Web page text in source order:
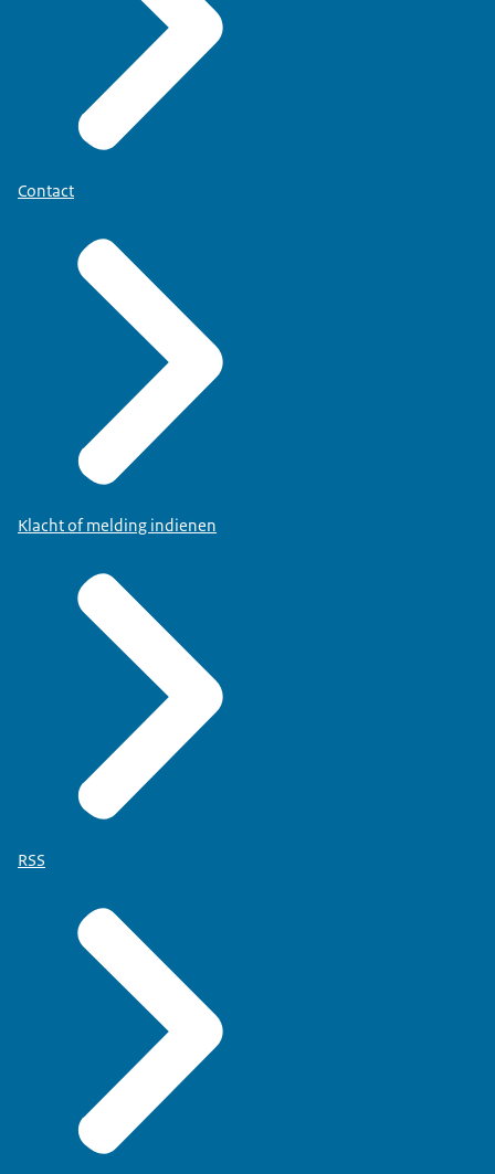
Contact
Klacht of melding indienen
RSS